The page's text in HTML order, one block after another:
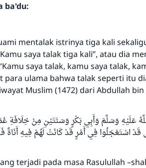
ba'du:
mentalak istrinya tiga kali
saya talak tiga kali”, atau dia
saya talak, kamu saya talak,
para ulama bahwa talak seperti itu
Muslim (1472) dari Abdullah bin
عَلَيْهِ وَسَلَّمَ وَأَبِي بَكْرٍ وَسَنَتَيْنِ مِنْ خِلَافَةِ
اسْتَعْجَلُوا فِي أَمْرٍ قَدْ كَانَتْ لَهُمْ فِيهِ أَنَاةٌ
terjadi pada masa Rasulullah